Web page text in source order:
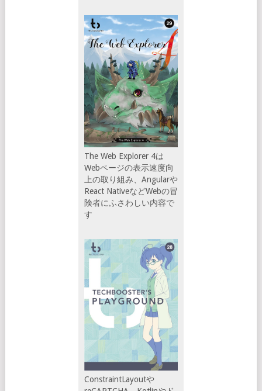
The Web Explorer 4は
Webページの表示速度向
上の取り組み、Angularや
React NativeなどWebの冒
険者にふさわしい内容で
す
ConstraintLayoutや